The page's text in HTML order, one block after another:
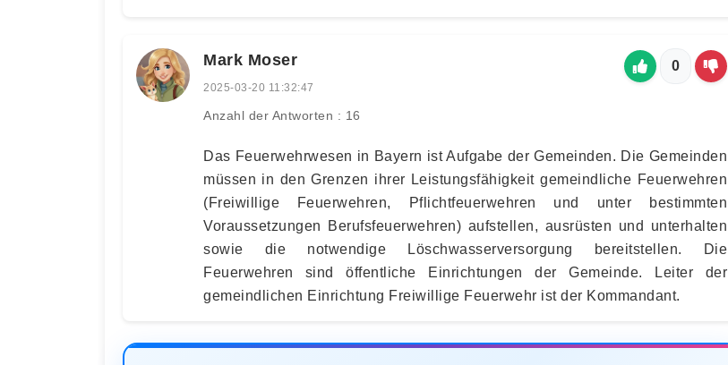
Mark Moser
2025-03-20 11:32:47
Anzahl der Antworten : 16
0
Das Feuerwehrwesen in Bayern ist Aufgabe der Gemeinden. Die Gemeinden
müssen in den Grenzen ihrer Leistungsfähigkeit gemeindliche Feuerwehren
(Freiwillige Feuerwehren, Pflichtfeuerwehren und unter bestimmten
Voraussetzungen Berufsfeuerwehren) aufstellen, ausrüsten und unterhalten
sowie die notwendige Löschwasserversorgung bereitstellen. Die
Feuerwehren sind öffentliche Einrichtungen der Gemeinde. Leiter der
gemeindlichen Einrichtung Freiwillige Feuerwehr ist der Kommandant.